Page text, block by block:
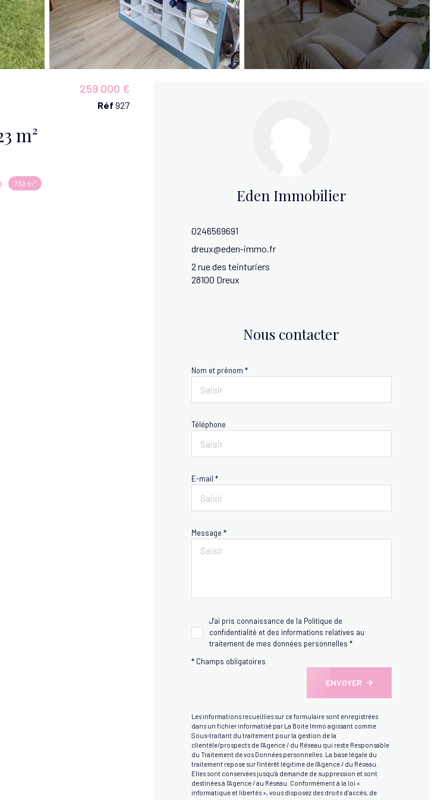
Maison 5 pièce(s) 3 chambre(s) 123 m²
730 m²
259 000 €
Réf 927
Eden Immobilier
0246569691
dreux@eden-immo.fr
2 rue des teinturiers
28100 Dreux
Nous contacter
Nom et prénom *
Téléphone
E-mail *
Message *
J'ai pris connaissance de la Politique de
confidentialité et des informations relatives au
traitement de mes données personnelles *
* Champs obligatoires
ENVOYER
Les informations recueillies sur ce formulaire sont enregistrées
dans un fichier informatisé par La Boite Immo agissant comme
Sous-traitant du traitement pour la gestion de la
clientèle/prospects de l'Agence / du Réseau qui reste Responsable
du Traitement de vos Données personnelles. La base légale du
traitement repose sur l'intérêt légitime de l'Agence / du Réseau.
Elles sont conservées jusqu'à demande de suppression et sont
destinées à l'Agence / au Réseau. Conformément à la loi «
informatique et libertés », vous disposez des droits d’accès, de